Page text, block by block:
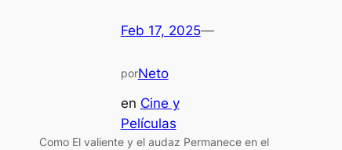
Feb 17, 2025—
porNeto
en Cine y
Películas
Como El valiente y el audaz Permanece en el